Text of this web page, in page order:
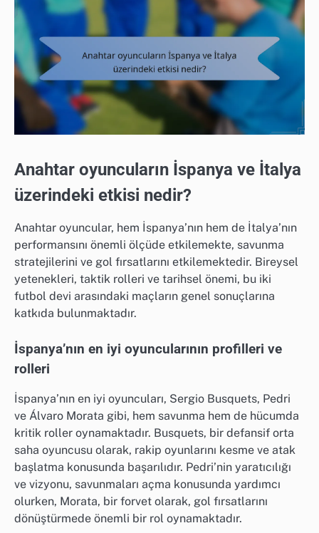
Anahtar oyuncuların İspanya ve İtalya
üzerindeki etkisi nedir?
Anahtar oyuncular, hem İspanya’nın hem de İtalya’nın
performansını önemli ölçüde etkilemekte, savunma
stratejilerini ve gol fırsatlarını etkilemektedir. Bireysel
yetenekleri, taktik rolleri ve tarihsel önemi, bu iki
futbol devi arasındaki maçların genel sonuçlarına
katkıda bulunmaktadır.
İspanya’nın en iyi oyuncularının profilleri ve
rolleri
İspanya’nın en iyi oyuncuları, Sergio Busquets, Pedri
ve Álvaro Morata gibi, hem savunma hem de hücumda
kritik roller oynamaktadır. Busquets, bir defansif orta
saha oyuncusu olarak, rakip oyunlarını kesme ve atak
başlatma konusunda başarılıdır. Pedri’nin yaratıcılığı
ve vizyonu, savunmaları açma konusunda yardımcı
olurken, Morata, bir forvet olarak, gol fırsatlarını
dönüştürmede önemli bir rol oynamaktadır.